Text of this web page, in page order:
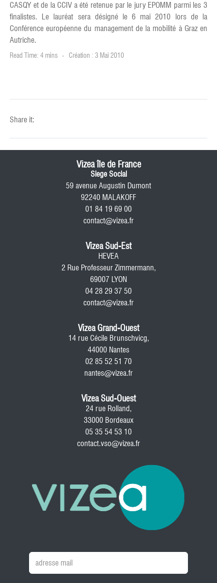
CASQY et de la CCIV a été retenue par le jury EPOMM parmi les 3
finalistes. Le lauréat sera désigné le 6 mai 2010 lors de la
Conférence européenne du management de la mobilité à Graz en
Autriche.
Read Time: 4 mins Création : 3 Mai 2010
Share it:
Vizea île de France
Siege Social
59 avenue Augustin Dumont
92240 MALAKOFF
01 84 19 69 00
contact@vizea.fr
Vizea Sud-Est
HEVEA
2 Rue Professeur Zimmermann,
69007 LYON
04 28 29 37 50
contact@vizea.fr
Vizea Grand-Ouest
14 rue Cécile Brunschvicg,
44000 Nantes
02 85 52 51 70
nantes@vizea.fr
Vizea Sud-Ouest
24 rue Rolland,
33000 Bordeaux
05 35 54 53 10
contact.vso@vizea.fr